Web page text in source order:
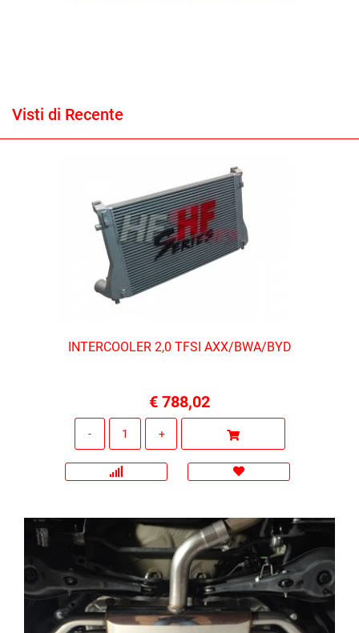
Visti di Recente
INTERCOOLER 2,0 TFSI AXX/BWA/BYD
€ 788,02